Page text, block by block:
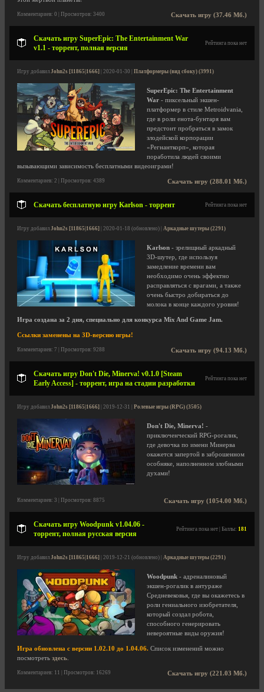
Скачать игру (37.46 Мб.)
Комментариев: 0 | Просмотров: 3400
Скачать игру SuperEpic: The Entertainment War
v1.1 - торрент, полная версия
Рейтинга пока нет
Игру добавил John2s [11865|1666] | 2020-01-30 | Платформеры (вид сбоку) (3991)
SuperEpic: The Entertainment
War - пиксельный экшен-
платформер в стиле Metroidvania,
где в роли енота-бунтаря вам
предстоит пробраться в замок
злодейской корпорации
«Регнанткорп», которая
поработила людей своими
вызывающими зависимость бесплатными видеоиграми!
Скачать игру (288.01 Мб.)
Комментариев: 2 | Просмотров: 4389
Скачать бесплатную игру Karlson - торрент Рейтинга пока нет
Игру добавил John2s [11865|1666] | 2020-01-18 (обновлено) | Аркадные шутеры (2291)
Karlson - зрелищный аркадный
3D-шутер, где используя
замедление времени вам
необходимо очень эффектно
расправляться с врагами, а также
очень быстро добираться до
молока в конце каждого уровня!
Игра создана за 2 дня, специально для конкурса Mix And Game Jam.
Ссылки заменены на 3D-версию игры!
Скачать игру (94.13 Мб.)
Комментариев: 7 | Просмотров: 9288
Скачать игру Don't Die, Minerva! v0.1.0 [Steam
Early Access] - торрент, игра на стадии разработки
Рейтинга пока нет
Игру добавил John2s [11865|1666] | 2019-12-31 | Ролевые игры (RPG) (3505)
Don't Die, Minerva! -
приключенческий RPG-рогалик,
где девочка по имени Минерва
окажется запертой в заброшенном
особняке, наполненном злобными
духами!
Скачать игру (1054.00 Мб.)
Комментариев: 3 | Просмотров: 8875
Скачать игру Woodpunk v1.04.06 -
торрент, полная русская версия
Рейтинга пока нет | Баллы: 181
Игру добавил John2s [11865|1666] | 2019-12-21 (обновлено) | Аркадные шутеры (2291)
Woodpunk - адреналиновый
экшен-рогалик в антураже
Средневековья, где вы окажетесь в
роли гениального изобретателя,
который создал робота,
способного генерировать
невероятные виды оружия!
Игра обновлена с версии 1.02.10 до 1.04.06. Список изменений можно
посмотреть здесь
Скачать игру (221.03 Мб.)
Комментариев: 11 | Просмотров: 16269